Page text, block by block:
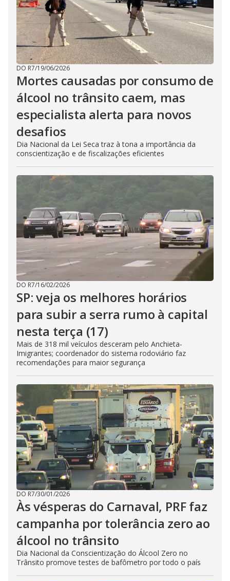
DO R7/19/06/2026
Mortes causadas por consumo de
álcool no trânsito caem, mas
especialista alerta para novos
desafios
Dia Nacional da Lei Seca traz à tona a importância da
conscientização e de fiscalizações eficientes
DO R7/16/02/2026
SP: veja os melhores horários
para subir a serra rumo à capital
nesta terça (17)
Mais de 318 mil veículos desceram pelo Anchieta-
Imigrantes; coordenador do sistema rodoviário faz
recomendações para maior segurança
DO R7/30/01/2026
Às vésperas do Carnaval, PRF faz
campanha por tolerância zero ao
álcool no trânsito
Dia Nacional da Conscientização do Álcool Zero no
Trânsito promove testes de bafômetro por todo o país